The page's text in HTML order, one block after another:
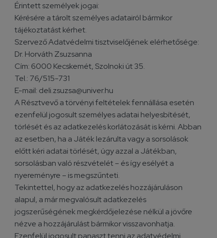
Érintett személyek jogai:
Kérésére a tárolt személyes adatairól bármikor
tájékoztatást kérhet.
Szervező Adatvédelmi tisztviselőjének elérhetősége:
Dr. Horváth Zsuzsanna
Cím: 6000 Kecskemét, Szolnoki út 35.
Tel.: 76/515-731
E-mail: deli.zsuzsa@univer.hu
A Résztvevő a törvényi feltételek fennállása esetén
ezenfelül jogosult személyes adatai helyesbítését,
törlését és az adatkezelés korlátozását is kérni. Abban
az esetben, ha a Játék lezárulta vagy a sorsolások
előtt kéri adatai törlését, úgy azzal a Játékban,
sorsolásban való részvételét – és így esélyét a
nyereményre – is megszűnteti.
Tekintettel, hogy az adatkezelés hozzájáruláson
alapul, a már megvalósult adatkezelés
jogszerűségének megkérdőjelezése nélkül a jövőre
nézve a hozzájárulást bármikor visszavonhatja.
Ezenfelül jogosult panaszt tenni az adatvédelmi